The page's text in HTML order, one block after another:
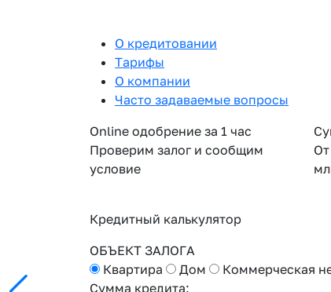
О кредитовании
Тарифы
О компании
Часто задаваемые вопросы
Online одобрение за 1 час
Проверим залог и сообщим
условие
Кредитный калькулятор
ОБЪЕКТ ЗАЛОГА
Квартира
Дом
Коммерческая
Сумма кредита: